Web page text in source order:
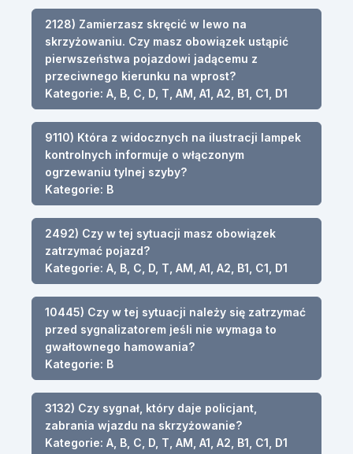
2128) Zamierzasz skręcić w lewo na
skrzyżowaniu. Czy masz obowiązek ustąpić
pierwszeństwa pojazdowi jadącemu z
przeciwnego kierunku na wprost?
Kategorie: A, B, C, D, T, AM, A1, A2, B1, C1, D1
9110) Która z widocznych na ilustracji lampek
kontrolnych informuje o włączonym
ogrzewaniu tylnej szyby?
Kategorie: B
2492) Czy w tej sytuacji masz obowiązek
zatrzymać pojazd?
Kategorie: A, B, C, D, T, AM, A1, A2, B1, C1, D1
10445) Czy w tej sytuacji należy się zatrzymać
przed sygnalizatorem jeśli nie wymaga to
gwałtownego hamowania?
Kategorie: B
3132) Czy sygnał, który daje policjant,
zabrania wjazdu na skrzyżowanie?
Kategorie: A, B, C, D, T, AM, A1, A2, B1, C1, D1